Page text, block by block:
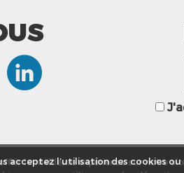
acceptez l’utilisation des cookies
la meilleure expérience sur notre